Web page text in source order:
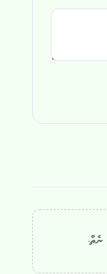
ނެތް.